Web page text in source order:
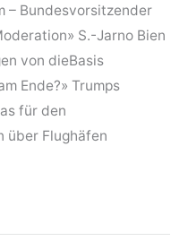
– Bundesvorsitzender
S.-Jarno Bien
von dieBasis
Ende?» Trumps
für den
über Flughäfen